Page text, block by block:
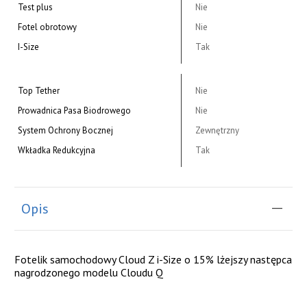
Test plus
Nie
Fotel obrotowy
Nie
I-Size
Tak
Top Tether
Nie
Prowadnica Pasa Biodrowego
Nie
System Ochrony Bocznej
Zewnętrzny
Wkładka Redukcyjna
Tak
Opis
Fotelik samochodowy Cloud Z i-Size o 15% lżejszy następca
nagrodzonego modelu Cloudu Q